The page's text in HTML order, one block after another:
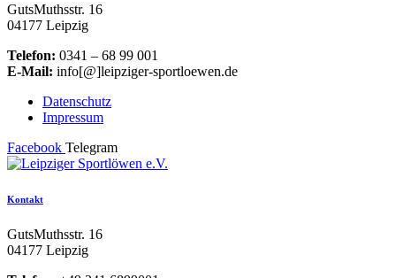
GutsMuthsstr. 16
04177 Leipzig
Telefon: 0341 – 68 99 001
E-Mail: info[@]leipziger-sportloewen.de
Datenschutz
Impressum
Facebook Telegram
Kontakt
GutsMuthsstr. 16
04177 Leipzig